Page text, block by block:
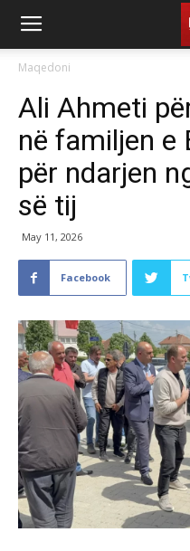
Maqedoni
Ali Ahmeti
në familjen e
për ndarjen
së tij
May 11, 2026
Facebook